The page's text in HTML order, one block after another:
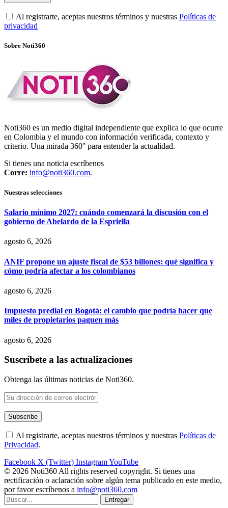
Al registrarte, aceptas nuestros términos y nuestras Políticas de
privacidad
Sobre Noti360
Noti360 es un medio digital independiente que explica lo que ocurre
en Colombia y el mundo con información verificada, contexto y
criterio. Una mirada 360° para entender la actualidad.
Si tienes una noticia escríbenos
Corre: info@noti360.com.
Nuestras selecciones
Salario mínimo 2027: cuándo comenzará la discusión con el
gobierno de Abelardo de la Espriella
agosto 6, 2026
ANIF propone un ajuste fiscal de $53 billones: qué significa y
cómo podría afectar a los colombianos
agosto 6, 2026
Impuesto predial en Bogotá: el cambio que podría hacer que
miles de propietarios paguen más
agosto 6, 2026
Suscríbete a las actualizaciones
Obtenga las últimas noticias de Noti360.
Al registrarte, aceptas nuestros términos y nuestras Políticas de
Privacidad.
Facebook X (Twitter) InstagramYouTube
© 2026 Noti360 All rights reserved copyright. Si tienes una
rectificación o aclaración sobre algún tema publicado en este medio,
por favor escríbenos a info@noti360.com
Entregar